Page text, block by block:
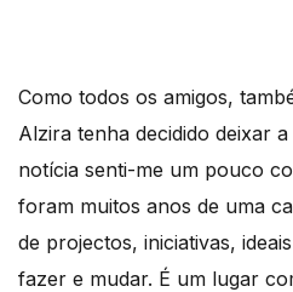
Como todos os amigos,
Alzira tenha decidido deixar
notícia senti-me um pouco
foram muitos anos de uma
de projectos, iniciativas,
fazer e mudar. É um lugar